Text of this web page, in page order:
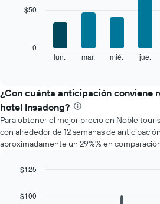
muestra
El
gráfico
muestra
1
eje
indica
precio
el
precio
promedio
de
una
habitación
cada
de
lun. mar. mié. jue.
0
$50
¿Con cuánta anticipación conviene
hotel Insadong?
Para obtener el mejor precio en Noble
con alrededor de 12 semanas de
aproximadamente un 29%% en
with
$100
$125